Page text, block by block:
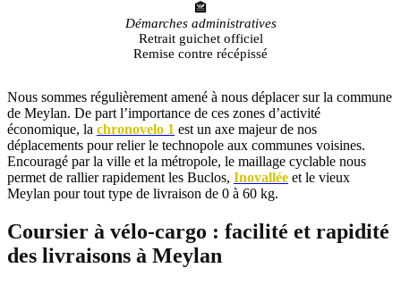
🏤
Démarches administratives
Retrait guichet officiel
Remise contre récépissé
Nous sommes régulièrement amené à nous déplacer sur la commune
de Meylan. De part l’importance de ces zones d’activité
économique, la chronovelo 1 est un axe majeur de nos
déplacements pour relier le technopole aux communes voisines.
Encouragé par la ville et la métropole, le maillage cyclable nous
permet de rallier rapidement les Buclos, Inovallée et le vieux
Meylan pour tout type de livraison de 0 à 60 kg.
Coursier à vélo-cargo : facilité et rapidité
des livraisons à Meylan